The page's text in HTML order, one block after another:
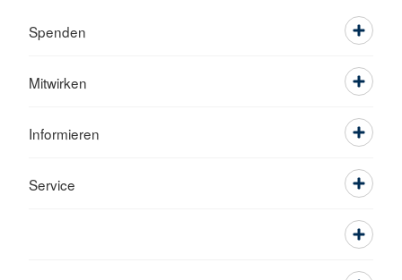
Spenden
Mitwirken
Informieren
Service